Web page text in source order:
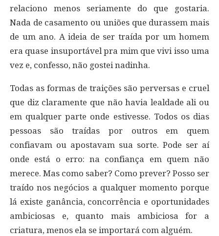
relaciono menos seriamente do que gostaria.
Nada de casamento ou uniões que durassem mais
de um ano. A ideia de ser traída por um homem
era quase insuportável pra mim que vivi isso uma
vez e, confesso, não gostei nadinha.
Todas as formas de traições são perversas e cruel
que diz claramente que não havia lealdade ali ou
em qualquer parte onde estivesse. Todos os dias
pessoas são traídas por outros em quem
confiavam ou apostavam sua sorte. Pode ser aí
onde está o erro: na confiança em quem não
merece. Mas como saber? Como prever? Posso ser
traído nos negócios a qualquer momento porque
lá existe ganância, concorrência e oportunidades
ambiciosas e, quanto mais ambiciosa for a
criatura, menos ela se importará com alguém.